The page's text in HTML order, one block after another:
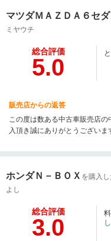
マツダＭＡＺＤＡ６セ
ミヤウチ
総合評価
5.0
販売店からの返答
この度は数ある中古車販売店
入頂き誠にありがとうござい
ホンダＮ－ＢＯＸ を購入
よし
総合評価
3.0